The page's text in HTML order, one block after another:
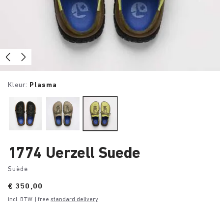
Kleur: Plasma
1774 Uerzell Suede
Suède
Price:
€ 350,00
incl. BTW | free standard delivery